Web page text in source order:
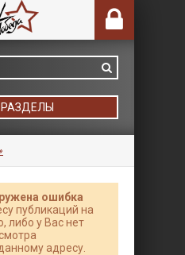
РАЗДЕЛЫ
ошибка
публикаций на
либо у Вас нет
адресу.